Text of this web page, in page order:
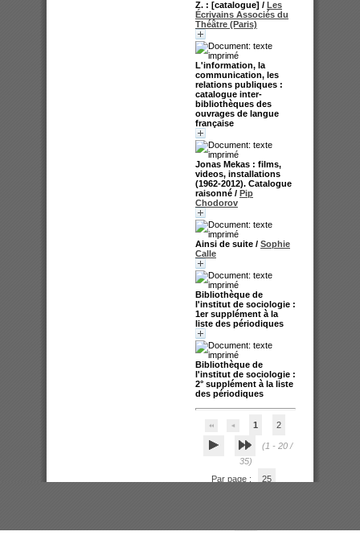
Z. : [catalogue] / Les
Écrivains Associés du
Théâtre (Paris)
L'information, la
communication, les
relations publiques :
catalogue inter-
bibliothèques des
ouvrages de langue
française
Jonas Mekas : films,
videos, installations
(1962-2012). Catalogue
raisonné / Pip
Chodorov
Ainsi de suite / Sophie
Calle
Bibliothèque de
l'institut de sociologie :
1er supplément à la
liste des périodiques
Bibliothèque de
l'institut de sociologie :
2° supplément à la liste
des périodiques
1 2
(1 - 20 /
35)
Par page :
25